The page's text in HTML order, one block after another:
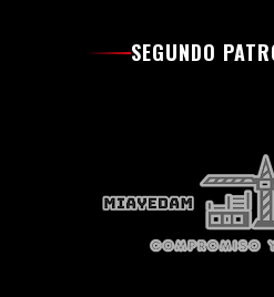
SEGUNDO